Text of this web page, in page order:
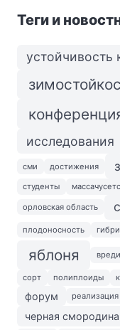
Теги и
устойчивость
исследования
сми достижения
студенты массачусетс
орловская область
плодоносность
яблоня
сорт полиплоиды
форум реализация
черная смородина